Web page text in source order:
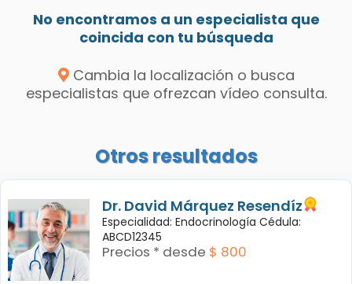
No encontramos a un especialista que
coincida con tu búsqueda
Cambia la localización o busca
especialistas que ofrezcan vídeo consulta.
Otros resultados
Dr. David Márquez Resendíz
Especialidad: Endocrinología Cédula:
ABCD12345
Precios * desde $ 800